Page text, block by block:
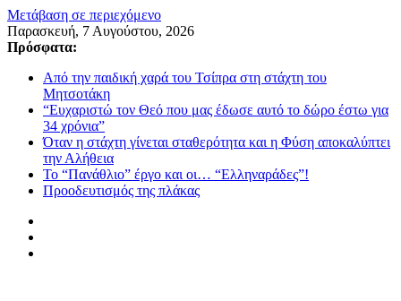
Μετάβαση σε περιεχόμενο
Παρασκευή, 7 Αυγούστου, 2026
Πρόσφατα:
Από την παιδική χαρά του Τσίπρα στη στάχτη του
Μητσοτάκη
“Ευχαριστώ τον Θεό που μας έδωσε αυτό το δώρο έστω για
34 χρόνια”
Όταν η στάχτη γίνεται σταθερότητα και η Φύση αποκαλύπτει
την Αλήθεια
Το “Πανάθλιο” έργο και οι… “Ελληναράδες”!
Προοδευτισμός της πλάκας